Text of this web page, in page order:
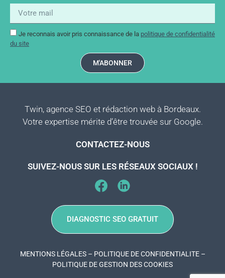
Je reconnais avoir pris connaissance de la politique de confidentialité
du site
M'ABONNER
Twin, agence SEO et rédaction web à Bordeaux.
Votre expertise mérite d’être trouvée sur Google.
CONTACTEZ-NOUS
SUIVEZ-NOUS SUR LES RÉSEAUX SOCIAUX !
DIAGNOSTIC SEO GRATUIT
MENTIONS LÉGALES– POLITIQUE DE CONFIDENTIALITE–
POLITIQUE DE GESTION DES COOKIES